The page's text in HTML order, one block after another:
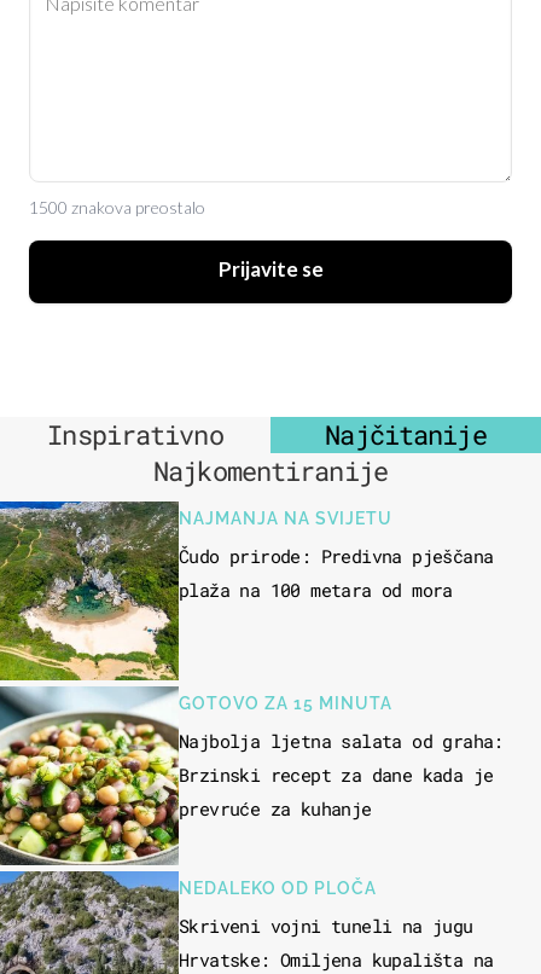
1500 znakova preostalo
Prijavite se
Inspirativno
Najčitanije
Najkomentiranije
NAJMANJA NA SVIJETU
Čudo prirode: Predivna pješčana
plaža na 100 metara od mora
GOTOVO ZA 15 MINUTA
Najbolja ljetna salata od graha:
Brzinski recept za dane kada je
prevruće za kuhanje
NEDALEKO OD PLOČA
Skriveni vojni tuneli na jugu
Hrvatske: Omiljena kupališta na